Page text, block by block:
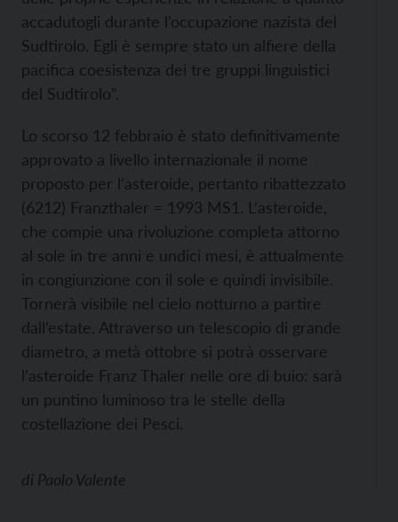
accadutogli durante l’occupazione nazista del
Sudtirolo. Egli è sempre stato un alfiere della
pacifica coesistenza dei tre gruppi linguistici
del Sudtirolo”.
Lo scorso 12 febbraio è stato definitivamente
approvato a livello internazionale il nome
proposto per l’asteroide, pertanto ribattezzato
(6212) Franzthaler = 1993 MS1. L’asteroide,
che compie una rivoluzione completa attorno
al sole in tre anni e undici mesi, è attualmente
in congiunzione con il sole e quindi invisibile.
Tornerà visibile nel cielo notturno a partire
dall’estate. Attraverso un telescopio di grande
diametro, a metà ottobre si potrà osservare
l’asteroide Franz Thaler nelle ore di buio: sarà
un puntino luminoso tra le stelle della
costellazione dei Pesci.
di Paolo Valente